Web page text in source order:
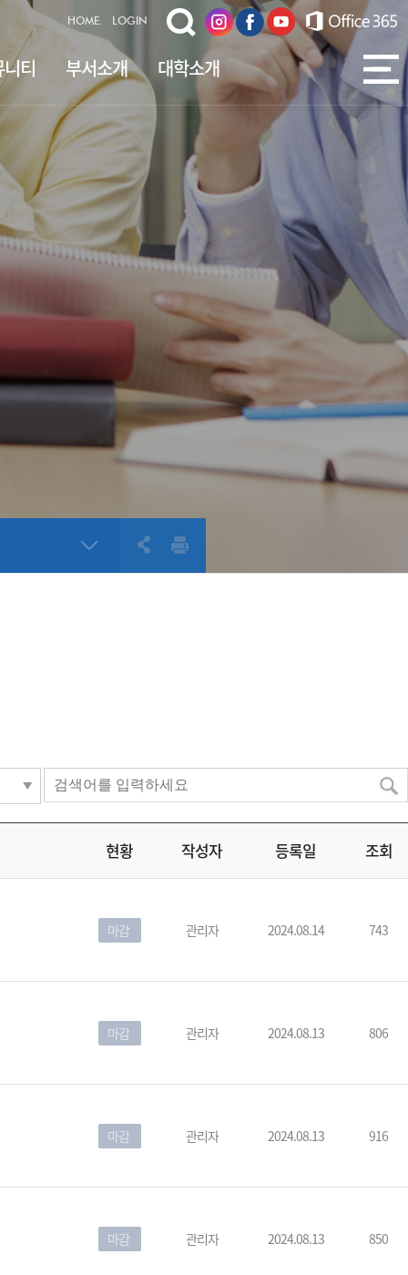
HOME. LOGIN
티 부서소개 대학소개
현황 작성자 등록일 조회
마감 관리자 2024.08.14 743
마감 관리자 2024.08.13 806
마감 관리자 2024.08.13 916
마감 관리자 2024.08.13 850